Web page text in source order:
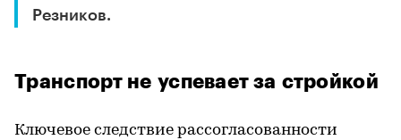
Резников.
Транспорт не успевает за стройкой
Ключевое следствие рассогласованности